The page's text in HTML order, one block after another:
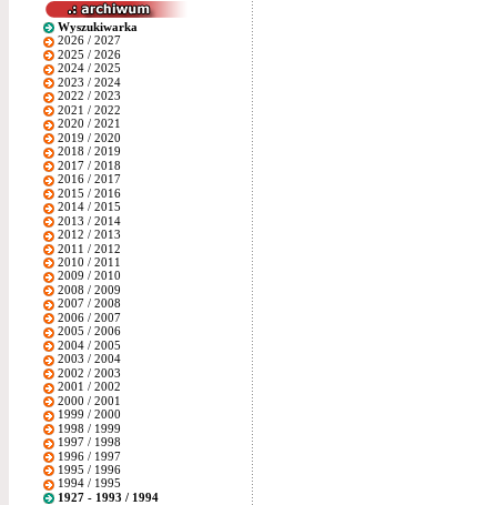
Wyszukiwarka
2026 / 2027
2025 / 2026
2024 / 2025
2023 / 2024
2022 / 2023
2021 / 2022
2020 / 2021
2019 / 2020
2018 / 2019
2017 / 2018
2016 / 2017
2015 / 2016
2014 / 2015
2013 / 2014
2012 / 2013
2011 / 2012
2010 / 2011
2009 / 2010
2008 / 2009
2007 / 2008
2006 / 2007
2005 / 2006
2004 / 2005
2003 / 2004
2002 / 2003
2001 / 2002
2000 / 2001
1999 / 2000
1998 / 1999
1997 / 1998
1996 / 1997
1995 / 1996
1994 / 1995
1927 - 1993 / 1994